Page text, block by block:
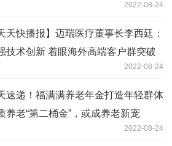
2022-08-24
天快播报】迈瑞医疗董事长李西廷：
技术创新 着眼海外高端客户群突破
2022-08-24
速递！福满满养老年金打造年轻群体
养老“第二桶金”，或成养老新宠
2022-08-24